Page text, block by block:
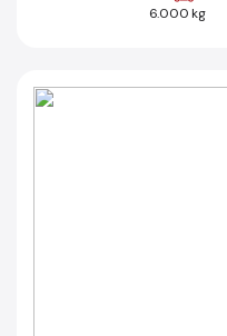
6.000 kg